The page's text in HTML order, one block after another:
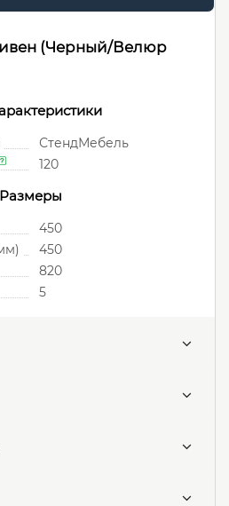
(Черный/Велюр
СтендМебель
120
Размеры
450
450
820
5